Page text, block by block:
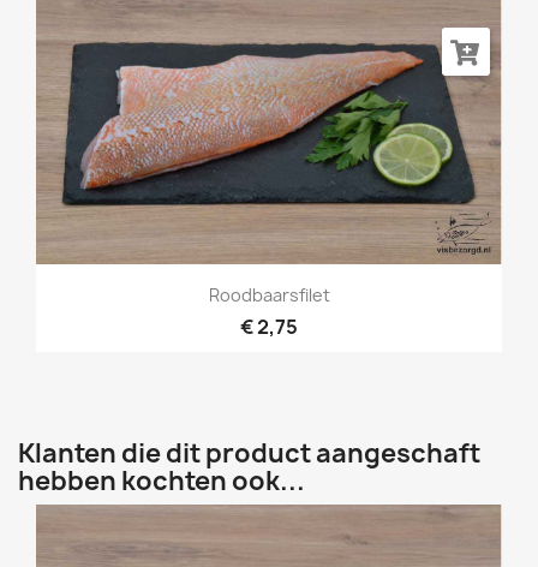
Roodbaarsfilet
€ 2,75
Klanten die dit product aangeschaft
hebben kochten ook...